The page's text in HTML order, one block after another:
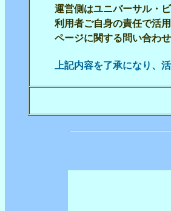
運営側はユニバーサル・
利用者ご自身の責任で活用
ページに関する問い合わ
上記内容を了承になり、